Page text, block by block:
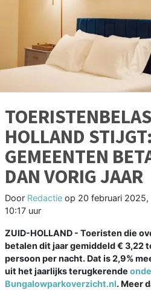
HOLLAND
GEMEENTEN
DAN VORIG JAAR
Door Redactie op 20 februari 2025,
10:17 uur
ZUID-HOLLAND - Toeristen die
betalen dit jaar gemiddeld € 3,22
persoon per nacht. Dat is 2,9%
uit het jaarlijks terugkerende
Bungalowparkoverzicht.nl. Meer